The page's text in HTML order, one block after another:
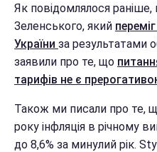
Як повідомлялося
Зеленського, який
України за результатами
заявили про те, що
тарифів не є
Також ми писали про те,
року інфляція в річному
до 8,6% за минулий рік.